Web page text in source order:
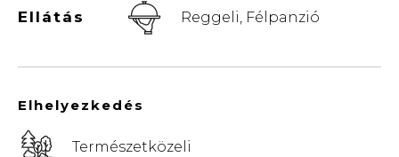
Ellátás Reggeli, Félpanzió
Elhelyezkedés
Természetközeli